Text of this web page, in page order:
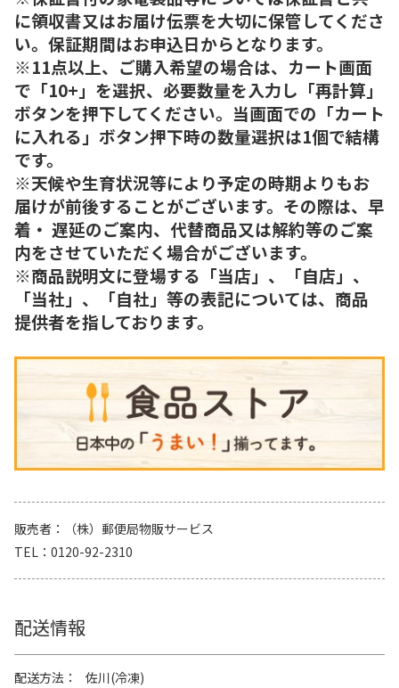
に領収書又はお届け伝票を大切に保管してくださ
い。保証期間はお申込日からとなります。
※11点以上、ご購入希望の場合は、カート画面
で「10+」を選択、必要数量を入力し「再計算」
ボタンを押下してください。当画面での「カート
に入れる」ボタン押下時の数量選択は1個で結構
です。
※天候や生育状況等により予定の時期よりもお
届けが前後することがございます。その際は、早
着・ 遅延のご案内、代替商品又は解約等のご案
内をさせていただく場合がございます。
※商品説明文に登場する「当店」、「自店」、
「当社」、「自社」等の表記については、商品
提供者を指しております。
販売者
（株）郵便局物販サービス
TEL
0120-92-2310
配送情報
配送方法
佐川(冷凍)